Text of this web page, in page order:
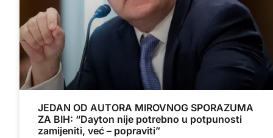
JEDAN OD AUTORA MIROVNOG SPORAZUMA
ZA BIH: “Dayton nije potrebno u potpunosti
zamijeniti, već – popraviti”